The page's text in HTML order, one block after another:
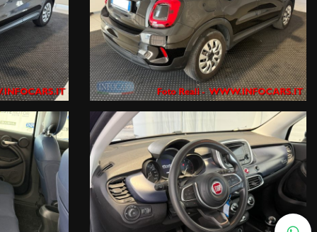
ai seguenti numeri :
i nostri esperti ti risponderanno con una valutazione
della Garanzia fino a 60 mesi a prezzi imbattibili con primaria
al RUI (registro intermediari assicurativi ) e IVASS.